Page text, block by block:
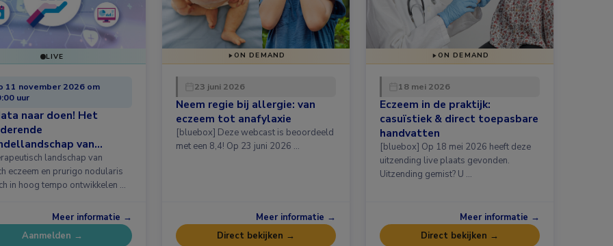
LIVE
11 november 2026 om
uur
naar doen! Het
van
eczeem en prurigo
landschap van
eczeem en prurigo nodularis
in hoog tempo ontwikkelen …
Meer informatie →
Aanmelden →
ON DEMAND
23 juni 2026
Neem regie bij allergie: van
eczeem tot anafylaxie
[bluebox] Deze webcast is beoordeeld
met een 8,4! Op 23 juni 2026 …
Meer informatie →
Direct bekijken →
ON DEMAND
18 mei 2026
Eczeem in de praktijk:
casuïstiek & direct toepasbare
handvatten
[bluebox] Op 18 mei 2026 heeft deze
uitzending live plaats gevonden.
Uitzending gemist? U …
Meer informatie →
Direct bekijken →